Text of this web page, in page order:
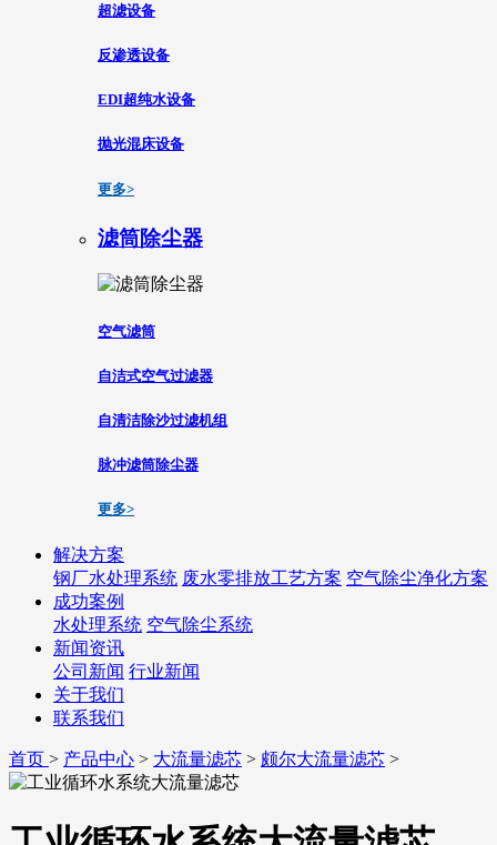
超滤设备
反渗透设备
EDI超纯水设备
抛光混床设备
更多>
滤筒除尘器
空气滤筒
自洁式空气过滤器
自清洁除沙过滤机组
脉冲滤筒除尘器
更多>
解决方案
钢厂水处理系统 废水零排放工艺方案 空气除尘净化方案
成功案例
水处理系统 空气除尘系统
新闻资讯
公司新闻 行业新闻
关于我们
联系我们
首页 > 产品中心 > 大流量滤芯 > 颇尔大流量滤芯 >